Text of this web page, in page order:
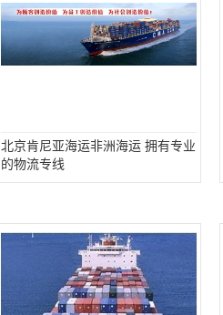
北京肯尼亚海运非洲海运 拥有专业
的物流专线